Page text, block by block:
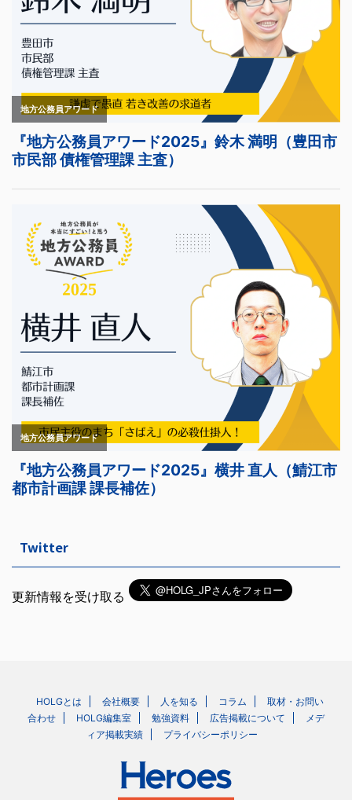
Twitter
更新情報を受け取る
HOLGとは 会社概要 人を知る コラム
取材・お問い
合わせ
HOLG編集室 勉強資料 広告掲載について
メデ
ィア掲載実績
プライバシーポリシー